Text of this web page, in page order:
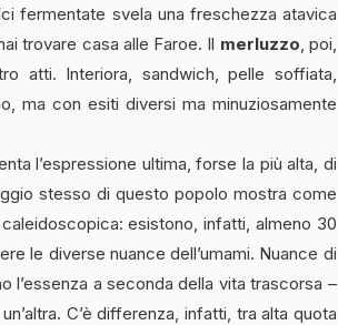
fermentate svela una freschezza atavica
trovare casa alle Faroe. Il merluzzo , poi,
atti. Interiora, sandwich, pelle soffiata,
ma con esiti diversi ma minuziosamente
l’espressione ultima, forse la più alta, di
stesso di questo popolo mostra come
esistono, infatti, almeno 30
le diverse nuance dell’umami. Nuance di
l’essenza a seconda della vita trascorsa –
C’è differenza, infatti, tra alta quota